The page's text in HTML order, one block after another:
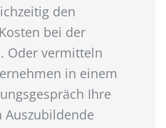
den
bei der
Oder vermitteln
in einem
Ihre